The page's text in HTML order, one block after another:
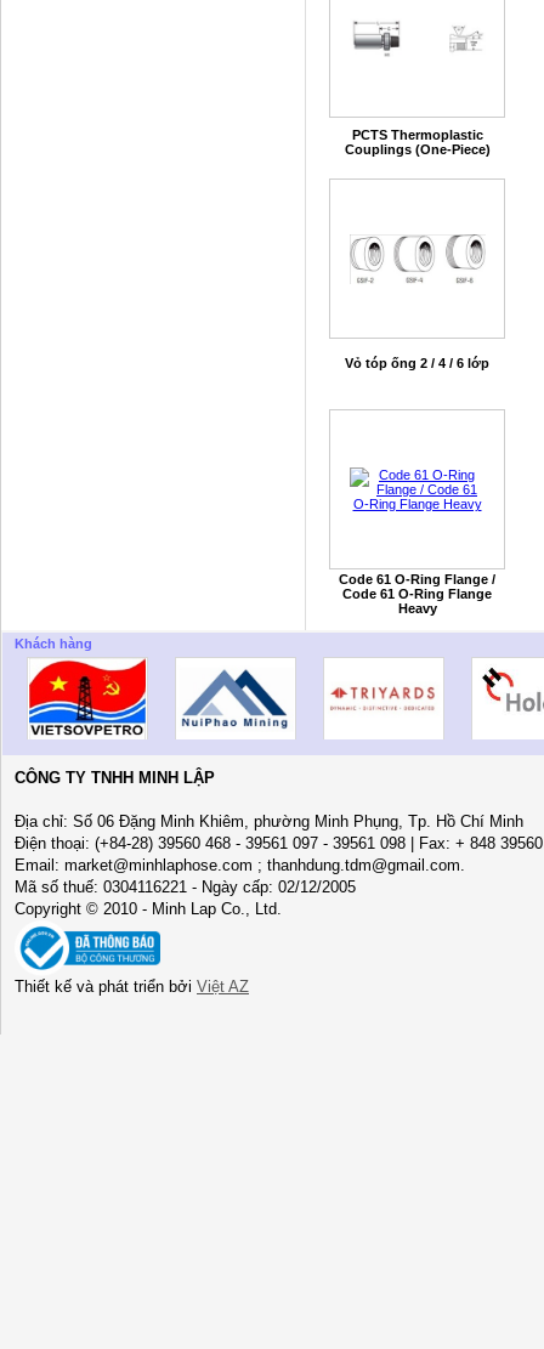
PCTS Thermoplastic
Couplings (One-Piece)
Vỏ tóp ống 2 / 4 / 6 lớp
Code 61 O-Ring Flange /
Code 61 O-Ring Flange
Heavy
Khách hàng
CÔNG TY TNHH MINH LẬP
Địa chỉ: Số 06 Đặng Minh Khiêm, phường Minh Phụng, Tp. Hồ Chí Minh
Điện thoại: (+84-28) 39560 468 - 39561 097 - 39561 098 | Fax: + 848
Email: market@minhlaphose.com ; thanhdung.tdm@gmail.com.
Mã số thuế: 0304116221 - Ngày cấp: 02/12/2005
Copyright © 2010 - Minh Lap Co., Ltd.
Thiết kế và phát triển bởi Việt AZ